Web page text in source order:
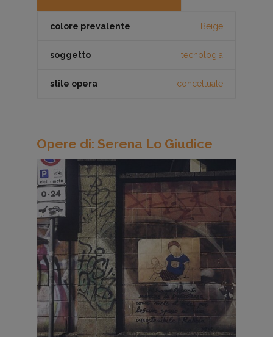
colore prevalente Beige
soggetto tecnologia
stile opera concettuale
Opere di: Serena Lo Giudice